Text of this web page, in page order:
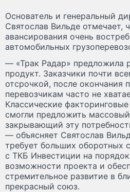
Основатель и генеральный
Святослав Вильде отмечает,
авансирования очень
автомобильных
— «Трак Радар» предложила
продукт. Заказчики почти
отсрочкой, после окончания
перевозчикам часто не
Классические
смогли предложить
закрывающий эту
— объясняет Святослав
требует больших оборотных
с ТКБ Инвестиции на
возможности проекта и
стремительное развитие в
прекрасный союз.